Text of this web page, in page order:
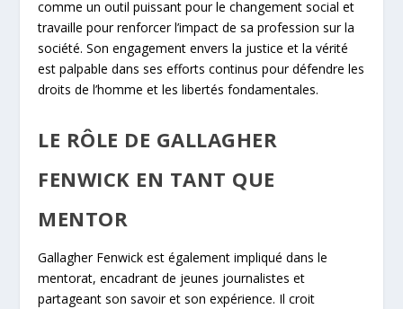
comme un outil puissant pour le changement social et
travaille pour renforcer l’impact de sa profession sur la
société. Son engagement envers la justice et la vérité
est palpable dans ses efforts continus pour défendre les
droits de l’homme et les libertés fondamentales.
LE RÔLE DE GALLAGHER
FENWICK EN TANT QUE
MENTOR
Gallagher Fenwick est également impliqué dans le
mentorat, encadrant de jeunes journalistes et
partageant son savoir et son expérience. Il croit